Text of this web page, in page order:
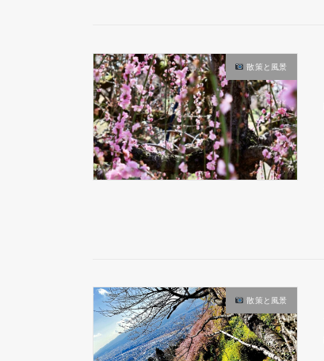
散策と風景
散策と風景